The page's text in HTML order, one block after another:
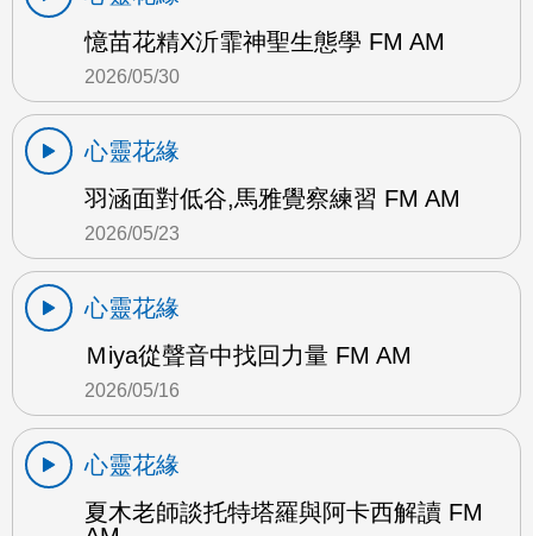
憶苗花精X沂霏神聖生態學 FM AM
2026/05/30
心靈花緣
羽涵面對低谷,馬雅覺察練習 FM AM
2026/05/23
心靈花緣
Ｍiya從聲音中找回力量 FM AM
2026/05/16
心靈花緣
夏木老師談托特塔羅與阿卡西解讀 FM